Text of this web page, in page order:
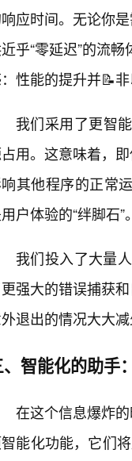
应时间。无论你
乎“零延迟”的流
性能的提升并📝
我们采用了更智
用。这意味着，
其他程序的正常
户体验的“绊脚石”。
我们投入了大量
强大的错误捕获
退出的情况大大
、智能化的助手
在这个信息爆炸
能化功能，它们